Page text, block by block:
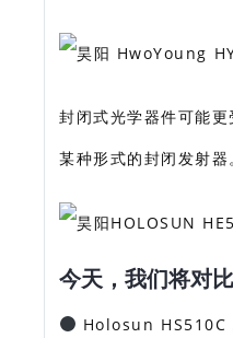
封闭式光学器件可能更
某种形式的封闭发射器
今天，我们将对
Holosun HS510C